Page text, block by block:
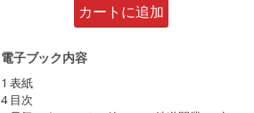
カートに追加
電子ブック内容
1 表紙
4 目次